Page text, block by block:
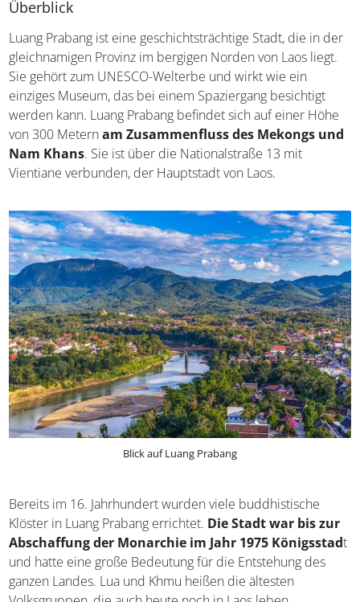
Überblick
Luang Prabang ist eine geschichtsträchtige Stadt, die in der
gleichnamigen Provinz im bergigen Norden von Laos liegt.
Sie gehört zum UNESCO-Welterbe und wirkt wie ein
einziges Museum, das bei einem Spaziergang besichtigt
werden kann. Luang Prabang befindet sich auf einer Höhe
von 300 Meternam Zusammenfluss des Mekongs und
Nam Khans. Sie ist über die Nationalstraße 13 mit
Vientiane verbunden, der Hauptstadt von Laos.
Blick auf Luang Prabang
Bereits im 16. Jahrhundert wurden viele buddhistische
Klöster in Luang Prabang errichtet. Die Stadt war bis zur
Abschaffung der Monarchie im Jahr 1975 Königsstadt
und hatte eine große Bedeutung für die Entstehung des
ganzen Landes. Lua und Khmu heißen die ältesten